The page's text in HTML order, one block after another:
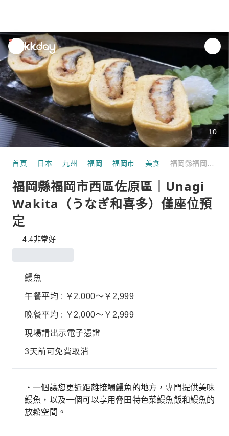
unread
notifications
10
首頁 日本 九州 福岡 福岡市 美食
福岡縣福岡市西區佐原區｜Unagi
Wakita（うなぎ和喜多）僅座位預
定
4.4非常好
鰻魚
午餐平均 : ￥2,000～￥2,999
晚餐平均 : ￥2,000～￥2,999
現場請出示電子憑證
3天前可免費取消
・一個讓您更近距離接觸鰻魚的地方，專門提供美味
鰻魚，以及一個可以享用脅田特色菜鰻魚飯和鰻魚的
放鬆空間。